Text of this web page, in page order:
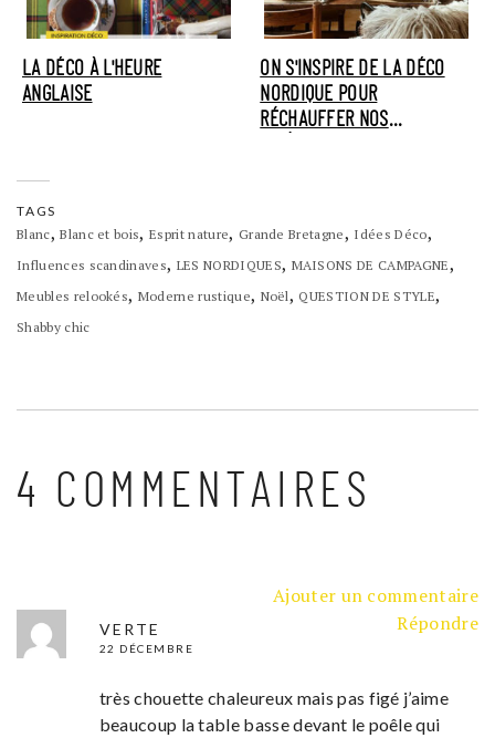
LA DÉCO À L'HEURE
ANGLAISE
ON S'INSPIRE DE LA DÉCO
NORDIQUE POUR
RÉCHAUFFER NOS
TAGS
Blanc,Blanc et bois,Esprit nature, Grande Bretagne, Idées Déco,
Influences scandinaves, LES NORDIQUES, MAISONS DE CAMPAGNE,
Meubles relookés, Moderne rustique, Noël, QUESTION DE STYLE,
Shabby chic
4 COMMENTAIRES
Ajouter un commentaire
VERTE
22 DÉCEMBRE
Répondre
très chouette chaleureux mais pas figé j’aime
beaucoup la table basse devant le poêle qui